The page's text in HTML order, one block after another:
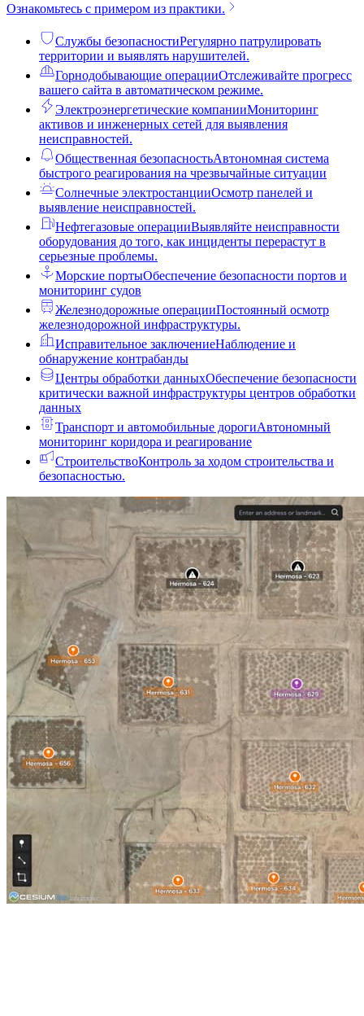
Ознакомьтесь с примером из практики.
Службы безопасностиРегулярно патрулировать
территории и выявлять нарушителей.
Горнодобывающие операцииОтслеживайте прогресс
вашего сайта в автоматическом режиме.
Электроэнергетические компанииМониторинг
активов и инженерных сетей для выявления
неисправностей.
Общественная безопасностьАвтономная система
быстрого реагирования на чрезвычайные ситуации
Солнечные электростанцииОсмотр панелей и
выявление неисправностей.
Нефтегазовые операцииВыявляйте неисправности
оборудования до того, как инциденты перерастут в
серьезные проблемы.
Морские портыОбеспечение безопасности портов и
мониторинг судов
Железнодорожные операцииПостоянный осмотр
железнодорожной инфраструктуры.
Исправительное заключениеНаблюдение и
обнаружение контрабанды
Центры обработки данныхОбеспечение безопасности
критически важной инфраструктуры центров обработки
данных
Транспорт и автомобильные дорогиАвтономный
мониторинг коридора и реагирование
СтроительствоКонтроль за ходом строительства и
безопасностью.